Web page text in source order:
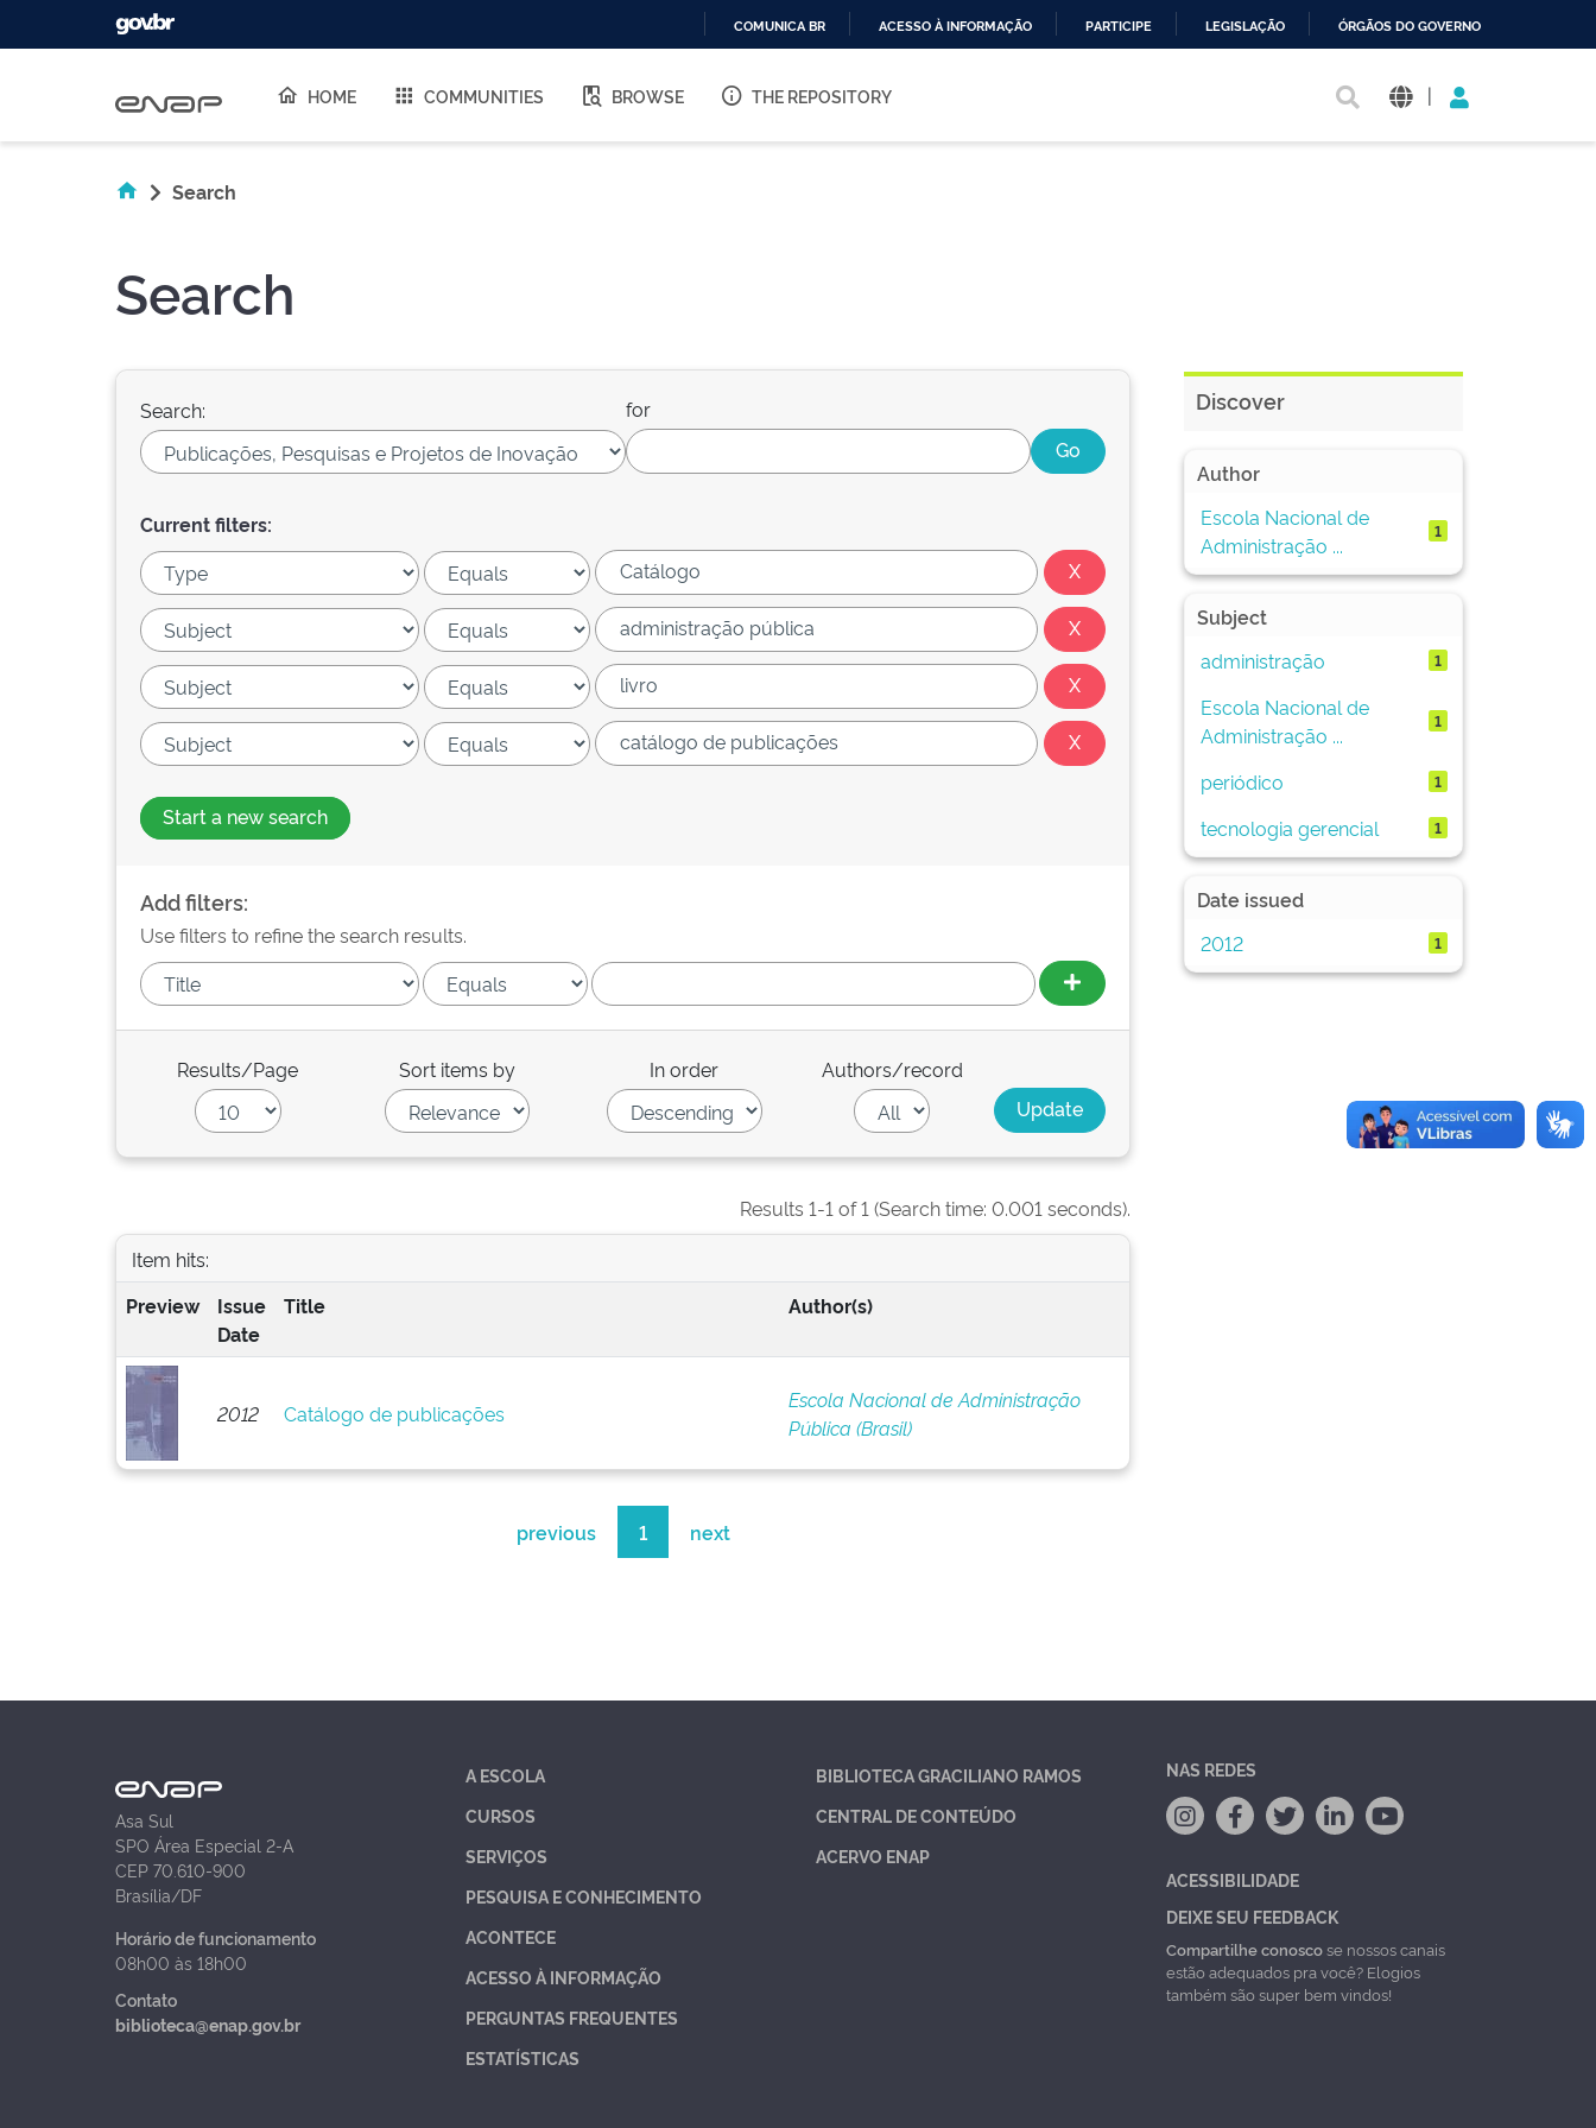
O
COMUNICA BR ACESSO À INFORMAÇÃO PARTICIPE LEGISLAÇÃO ÓRGÃOS DO GOVERNO
HOME COMMUNITIES BROWSE THE REPOSITORY |
Search
Search
Search: for
Current filters:
Start a new search
Add filters:
Use filters to refine the search results.
Results/Page Sort items by In order Authors/record
Results 1-1 of 1 (Search time: 0.001 seconds).
Item hits:
Preview
Issue
Date
Title Author(s)
2012 Catálogo de publicações
Escola Nacional de Administração
Pública (Brasil)
previous 1 next
Discover
Author
Escola Nacional de
Administração ...
1
Subject
administração
1
Escola Nacional de
Administração ...
1
periódico 1
tecnologia gerencial 1
Date issued
2012
1
Asa Sul
SPO Área Especial 2-A
CEP 70.610-900
Brasília/DF
Horário de funcionamento
08h00 às 18h00
Contato
biblioteca@enap.gov.br
A ESCOLA
CURSOS
SERVIÇOS
PESQUISA E CONHECIMENTO
ACONTECE
ACESSO À INFORMAÇÃO
PERGUNTAS FREQUENTES
ESTATÍSTICAS
BIBLIOTECA GRACILIANO RAMOS
CENTRAL DE CONTEÚDO
ACERVO ENAP
NAS REDES
ACESSIBILIDADE
DEIXE SEU FEEDBACK
Compartilhe conoscose nossos canais
estão adequados pra você? Elogios
também são super bem vindos!